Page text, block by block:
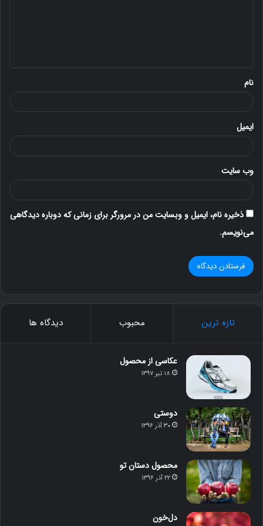
نام
ایمیل
وب‌ سایت
ذخیره نام، ایمیل و وبسایت من در مرورگر برای زمانی که دوباره دیدگاهی
می‌نویسم.
تازه ترین محبوب دیدگاه ها
عکاسی از محصول
۱۸ تیر ۱۳۹۷
دوستی
۳۰ آذر ۱۳۹۶
محصول دستان تو
۲۲ آذر ۱۳۹۶
دل‌خون